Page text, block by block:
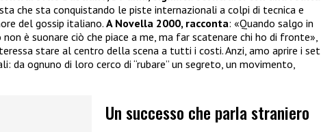
che sta conquistando le piste internazionali a colpi di tecnica e
del gossip italiano. A Novella 2000, racconta: «Quando salgo in
è suonare ciò che piace a me, ma far scatenare chi ho di fronte»,
stare al centro della scena a tutti i costi. Anzi, amo aprire i set
da ognuno di loro cerco di “rubare” un segreto, un movimento,
Un successo che parla straniero